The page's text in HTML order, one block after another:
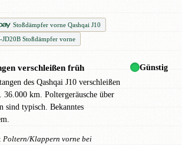
Stoßdämpfer vorne Qashqai J10
JD20B Stoßdämpfer vorne
verschleißen früh
des Qashqai J10 verschleißen
36.000 km. Poltergeräusche über
sind typisch. Bekanntes
Poltern/Klappern vorne bei
Günstig